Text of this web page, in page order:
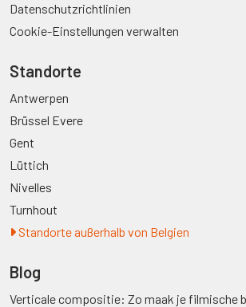
Datenschutzrichtlinien
Cookie-Einstellungen verwalten
Standorte
Antwerpen
Brüssel Evere
Gent
Lüttich
Nivelles
Turnhout
Standorte außerhalb von Belgien
Blog
Verticale compositie: Zo maak je filmische